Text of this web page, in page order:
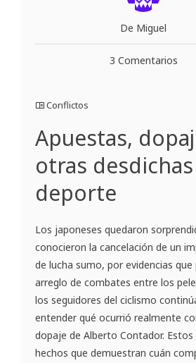
De Miguel
3 Comentarios
Conflictos
Apuestas,
otras
deporte
Los japoneses quedaron
conocieron la cancelación de un
de lucha sumo, por evidencias que
arreglo de combates entre los
los seguidores del ciclismo
entender qué ocurrió realmente
dopaje de Alberto Contador.
hechos que demuestran cuán